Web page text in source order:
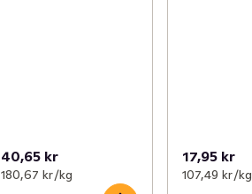
40,65 kr
180,67 kr /kg
17,95 kr
107,49 kr /kg